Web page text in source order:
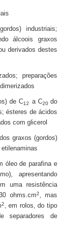
industriais;
álcoois graxos
derivados destes
preparações
de C12 a C20do
ésteres de ácidos
com glicerol
graxos (gordos)
óleo de parafina e
apresentando
uma resistência
ohms.cm2, mas
2, em rolos, do tipo
separadores de